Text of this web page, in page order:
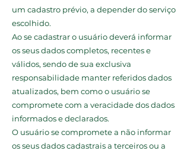
um cadastro prévio, a depender do serviço
escolhido.
Ao se cadastrar o usuário deverá informar
os seus dados completos, recentes e
válidos, sendo de sua exclusiva
responsabilidade manter referidos dados
atualizados, bem como o usuário se
compromete com a veracidade dos dados
informados e declarados.
O usuário se compromete a não informar
os seus dados cadastrais a terceiros ou a